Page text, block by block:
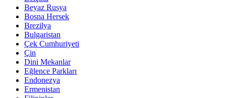
Beyaz Rusya
Bosna Hersek
Brezilya
Bulgaristan
Çek Cumhuriyeti
Çin
Dini Mekanlar
Eğlence Parkları
Endonezya
Ermenistan